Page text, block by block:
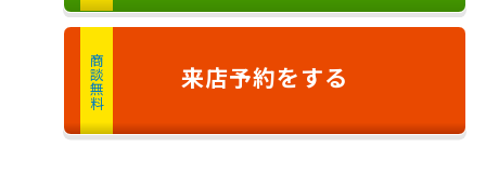
商談無料 来店予約をする